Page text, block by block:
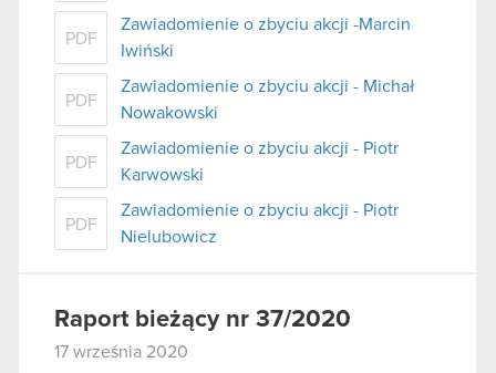
PDF
Zawiadomienie o zbyciu akcji -Marcin
Iwiński
PDF
Zawiadomienie o zbyciu akcji - Michał
Nowakowski
PDF
Zawiadomienie o zbyciu akcji - Piotr
Karwowski
PDF
Zawiadomienie o zbyciu akcji - Piotr
Nielubowicz
Raport bieżący nr 37/2020
17 września 2020